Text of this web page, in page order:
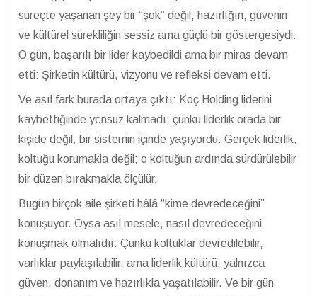
süreçte yaşanan şey bir “şok” değil; hazırlığın, güvenin
ve kültürel sürekliliğin sessiz ama güçlü bir göstergesiydi.
O gün, başarılı bir lider kaybedildi ama bir miras devam
etti: Şirketin kültürü, vizyonu ve refleksi devam etti.
Ve asıl fark burada ortaya çıktı: Koç Holding liderini
kaybettiğinde yönsüz kalmadı; çünkü liderlik orada bir
kişide değil, bir sistemin içinde yaşıyordu. Gerçek liderlik,
koltuğu korumakla değil; o koltuğun ardında sürdürülebilir
bir düzen bırakmakla ölçülür.
Bugün birçok aile şirketi hâlâ “kime devredeceğini”
konuşuyor. Oysa asıl mesele, nasıl devredeceğini
konuşmak olmalıdır. Çünkü koltuklar devredilebilir,
varlıklar paylaşılabilir, ama liderlik kültürü, yalnızca
güven, donanım ve hazırlıkla yaşatılabilir. Ve bir gün